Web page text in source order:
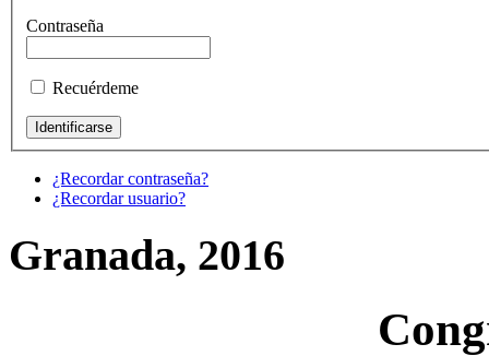
Contraseña
Recuérdeme
¿Recordar contraseña?
¿Recordar usuario?
Granada, 2016